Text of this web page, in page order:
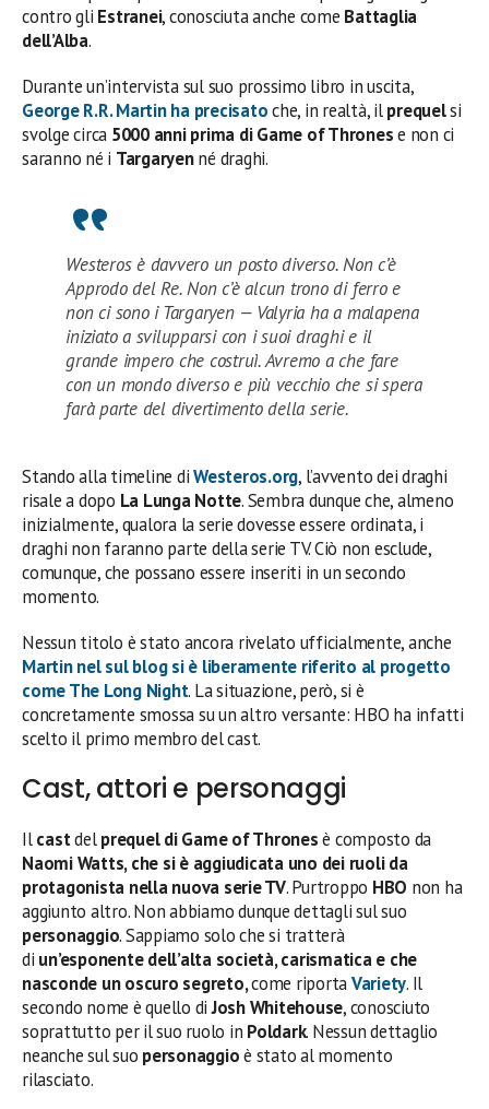
contro gli Estranei, conosciuta anche come Battaglia
dell’Alba.
Durante un’intervista sul suo prossimo libro in uscita,
George R.R. Martin ha precisatoche, in realtà, ilprequelsi
svolge circa 5000 anni prima di Game of Thronese non ci
saranno né i Targaryenné draghi.
Westeros è davvero un posto diverso. Non c’è
Approdo del Re. Non c’è alcun trono di ferro e
non ci sono i Targaryen — Valyria ha a malapena
iniziato a svilupparsi con i suoi draghi e il
grande impero che costruì. Avremo a che fare
con un mondo diverso e più vecchio che si spera
farà parte del divertimento della serie.
Stando alla timeline diWesteros.org, l’avvento dei draghi
risale a dopo La Lunga Notte. Sembra dunque che, almeno
inizialmente, qualora la serie dovesse essere ordinata, i
draghi non faranno parte della serie TV. Ciò non esclude,
comunque, che possano essere inseriti in un secondo
momento.
Nessun titolo è stato ancora rivelato ufficialmente, anche
Martin nel sul blog si è liberamente riferito al progetto
comeThe Long Night. La situazione, però, si è
concretamente smossa su un altro versante: HBO ha infatti
scelto il primo membro del cast.
Cast, attori e personaggi
Ilcastdelprequel di Game of Thronesè composto da
Naomi Watts, che si è aggiudicata uno dei ruoli da
protagonista nella nuova serie TV. Purtroppo HBO non ha
aggiunto altro. Non abbiamo dunque dettagli sul suo
personaggio. Sappiamo solo che si tratterà
di un’esponente dell’alta società, carismatica e che
nasconde un oscuro segreto,come riportaVariety. Il
secondo nome è quello diJosh Whitehouse, conosciuto
soprattutto per il suo ruolo in Poldark. Nessun dettaglio
neanche sul suo personaggioè stato al momento
rilasciato.